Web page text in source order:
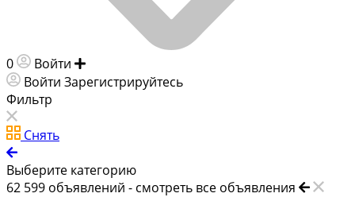
0 Войти
Войти Зарегистрируйтесь
Фильтр
Снять
Выберите категорию
62 599 объявлений - смотреть все объявления